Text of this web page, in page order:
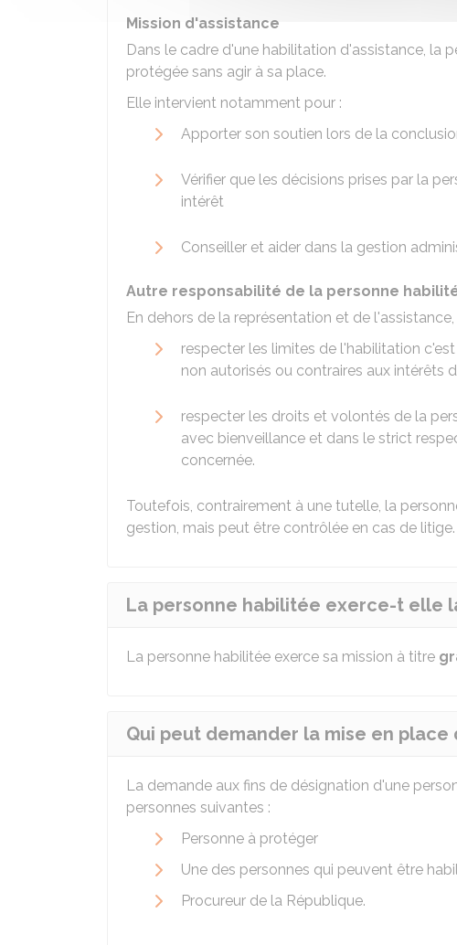
Mission d'assistance
Dans le cadre d'une habilitation d'assistance, la
protégée sans agir à sa place.
Elle intervient notamment pour :
Apporter son soutien lors de la
Vérifier que les décisions prises par la
intérêt
Conseiller et aider dans la gestion
Autre responsabilité de la personne
En dehors de la représentation et de
respecter les limites de l'habilitation
non autorisés ou contraires aux intérêts
respecter les droits et volontés de la
avec bienveillance et dans le strict
concernée.
Toutefois, contrairement à une tutelle, la
gestion, mais peut être contrôlée en cas de litige.
La personne habilitée exerce-t elle
La personne habilitée exerce sa mission à titre
Qui peut demander la mise en
La demande aux fins de désignation d'une
personnes suivantes :
Personne à protéger
Une des personnes qui peuvent être
Procureur de la République.